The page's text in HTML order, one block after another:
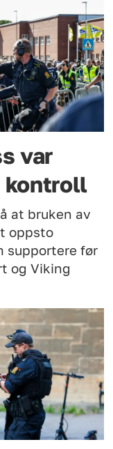
var
kontroll
at bruken av
oppsto
supportere før
og Viking